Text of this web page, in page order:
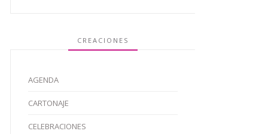
CREACIONES
AGENDA
CARTONAJE
CELEBRACIONES